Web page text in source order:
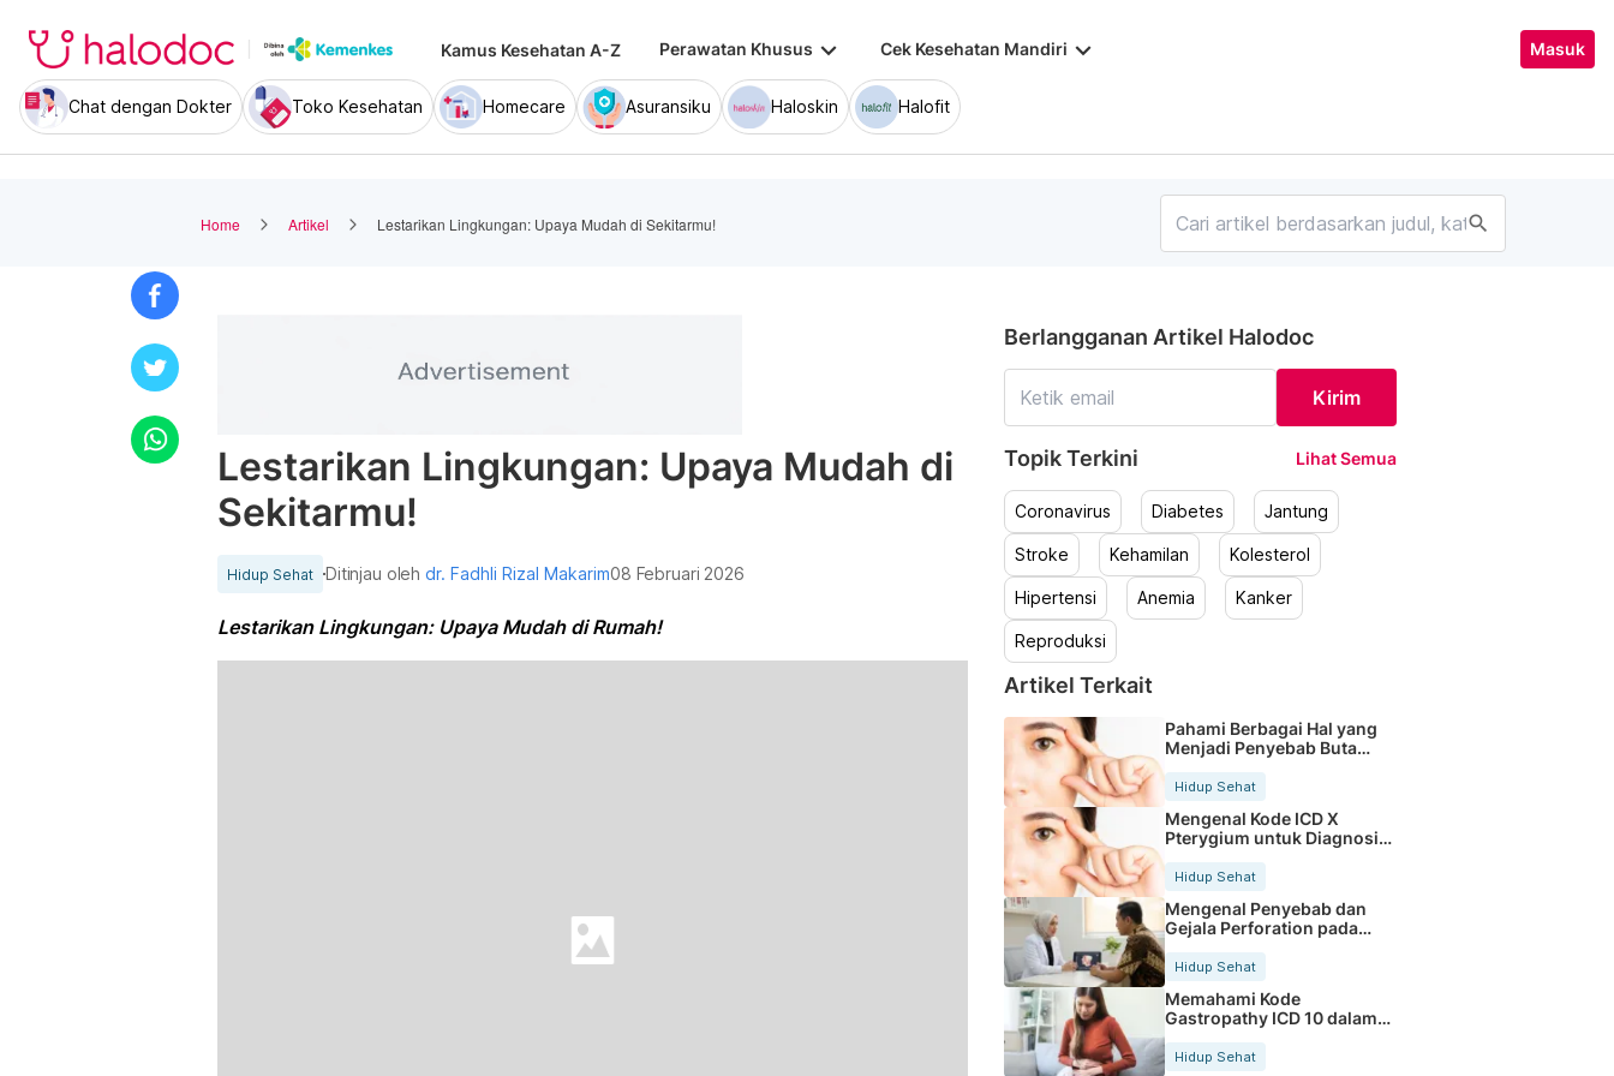
Kamus Kesehatan A-Z Perawatan Khusus keyboard_arrow_down Cek Kesehatan Mandiri keyboard_arrow_down Masuk
Chat dengan Dokter Toko Kesehatan Homecare Asuransiku Haloskin Halofit
Home Artikel Lestarikan Lingkungan: Upaya Mudah di Sekitarmu! search
Lestarikan Lingkungan: Upaya Mudah di
Sekitarmu!
Hidup Sehat Ditinjau olehdr. Fadhli Rizal Makarim08 Februari 2026
Lestarikan Lingkungan: Upaya Mudah di Rumah!
Berlangganan Artikel Halodoc
Kirim
Topik Terkini Lihat Semua
Coronavirus Diabetes Jantung
Stroke Kehamilan Kolesterol
Hipertensi Anemia Kanker
Reproduksi
Artikel Terkait
Pahami Berbagai Hal yang
Menjadi Penyebab Buta
Hidup Sehat
Mengenal Kode ICD X
Pterygium untuk Diagnosis
Hidup Sehat
Mengenal Penyebab dan
Gejala Perforation pada
Tubuh
Hidup Sehat
Memahami Kode
Gastropathy ICD 10 dalam
Rekam Medis Pasien
Hidup Sehat